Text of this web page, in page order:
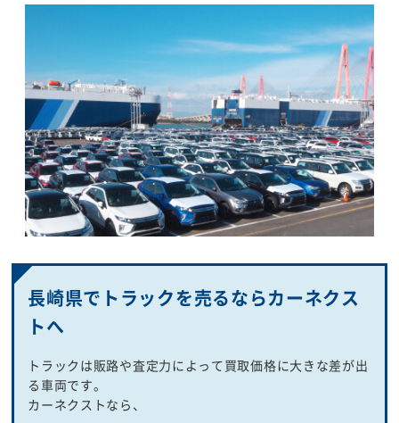
長崎県でトラックを売るならカーネクス
トへ
トラックは販路や査定力によって買取価格に大きな差が出
る車両です。
カーネクストなら、